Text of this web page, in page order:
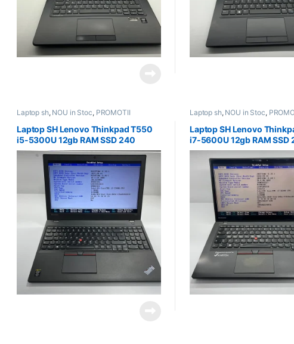
Laptop sh, NOU in Stoc, PROMOTII
Laptop SH Lenovo Thinkpad T550
i5-5300U 12gb RAM SSD 240
BATERIE NOUA
Laptop sh, NOU in Stoc,
Laptop SH Lenovo
i7-5600U 12gb RAM SSD
Touchscreen